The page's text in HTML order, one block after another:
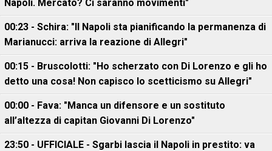
Napoli. Mercato? Ci saranno movimenti"
00:23 - Schira: "Il Napoli sta pianificando la permanenza di
Marianucci: arriva la reazione di Allegri"
00:15 - Bruscolotti: "Ho scherzato con Di Lorenzo e gli ho
detto una cosa! Non capisco lo scetticismo su Allegri"
00:00 - Fava: "Manca un difensore e un sostituto
all’altezza di capitan Giovanni Di Lorenzo"
23:50 - UFFICIALE - Sgarbi lascia il Napoli in prestito: va